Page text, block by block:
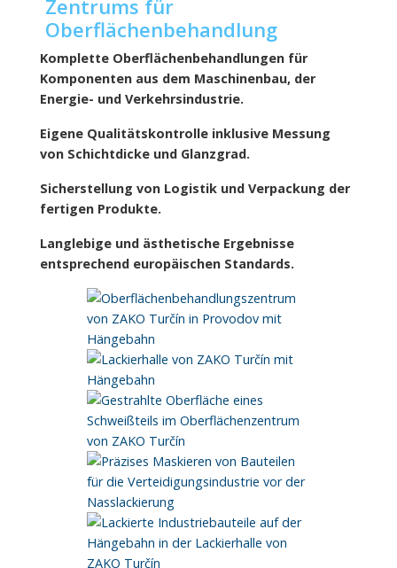
Zentrums für
Oberflächenbehandlung
Komplette Oberflächenbehandlungen für
Komponenten aus dem Maschinenbau, der
Energie- und Verkehrsindustrie.
Eigene Qualitätskontrolle inklusive Messung
von Schichtdicke und Glanzgrad.
Sicherstellung von Logistik und Verpackung der
fertigen Produkte.
Langlebige und ästhetische Ergebnisse
entsprechend europäischen Standards.